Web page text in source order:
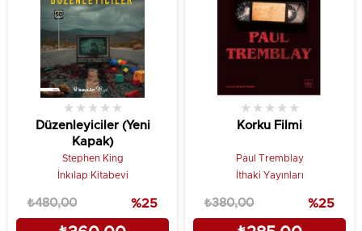
Düzenleyiciler (Yeni
Kapak)
★ ★ ★ ★ ★
Stephen King
İnkılap Kitabevi
₺480,00 %25
Korku Filmi
★ ★ ★ ★ ★
Paul Tremblay
İthaki Yayınları
₺380,00 %25